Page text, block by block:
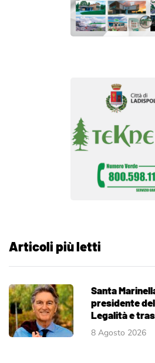
Articoli più letti
Santa
presidente
Legalità e
8 Agosto 2026